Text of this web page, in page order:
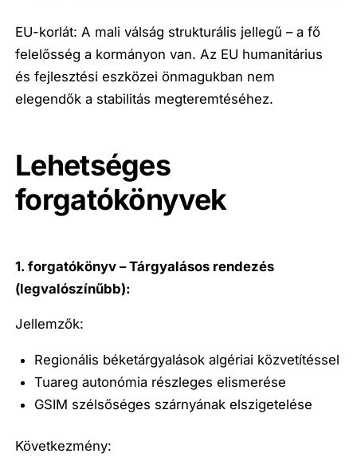
EU-korlát: A mali válság strukturális jellegű – a fő
felelősség a kormányon van. Az EU humanitárius
és fejlesztési eszközei önmagukban nem
elegendők a stabilitás megteremtéséhez.
Lehetséges
forgatókönyvek
1. forgatókönyv – Tárgyalásos rendezés
(legvalószínűbb):
Jellemzők:
Regionális béketárgyalások algériai közvetítéssel
Tuareg autonómia részleges elismerése
GSIM szélsőséges szárnyának elszigetelése
Következmény: